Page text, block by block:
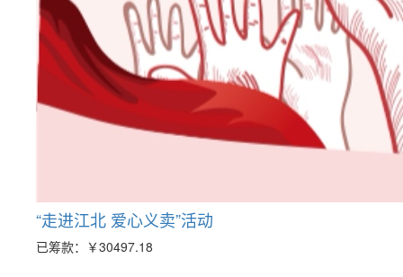
“走进江北 爱心义卖”活动
已筹款： ￥30497.18